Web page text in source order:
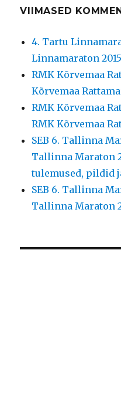
VIIMASED
4. Tartu
Linnamaraton
RMK Kõrvemaa
Kõrvemaa
RMK Kõrvemaa
RMK Kõrvemaa
SEB 6. Tallinna
Tallinna Maraton
tulemused, pildid
SEB 6. Tallinna
Tallinna Maraton